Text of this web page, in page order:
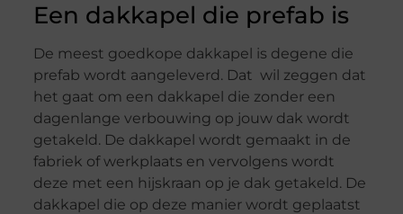
Een dakkapel die prefab is
De meest goedkope dakkapel is degene die
prefab wordt aangeleverd. Dat wil zeggen dat
het gaat om een dakkapel die zonder een
dagenlange verbouwing op jouw dak wordt
getakeld. De dakkapel wordt gemaakt in de
fabriek of werkplaats en vervolgens wordt
deze met een hijskraan op je dak getakeld. De
dakkapel die op deze manier wordt geplaatst